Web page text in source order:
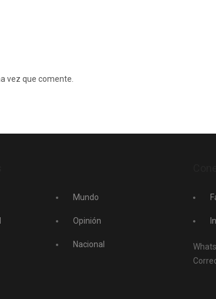
vez que comente.
Mundo
Opinión
Nacional